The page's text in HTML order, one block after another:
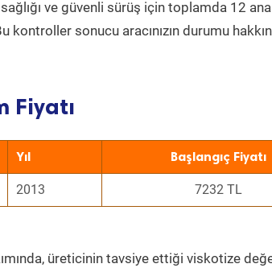
sağlığı ve güvenli sürüş için toplamda 12 ana
kontroller sonucu aracınızın durumu
Fiyatı
Yıl Başlangıç Fiyatı
2013 7232 TL
üreticinin tavsiye ettiği viskotize